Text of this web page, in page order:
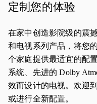
定制您的体验
在家中创造影院级的震
和电视系列产品，将您
个家庭提供最适宜的配
系统、先进的 Dolby
效而设计的电视。欢迎
或进行全新配置。